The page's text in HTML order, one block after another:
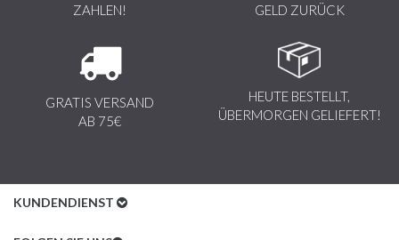
ZAHLEN!
GELD ZURÜCK
GRATIS VERSAND
AB 75€
HEUTE BESTELLT,
ÜBERMORGEN GELIEFERT!
KUNDENDIENST
Kundenservice